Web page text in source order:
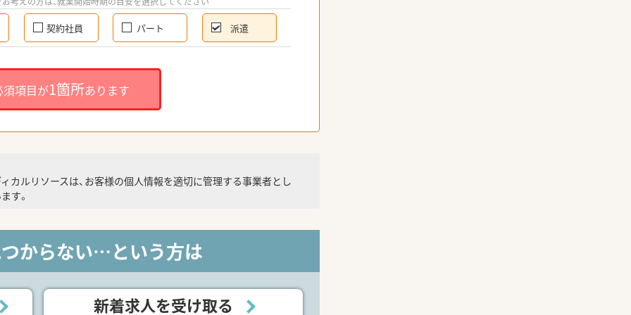
契約社員 パート 派遣
項目が1箇所あります
カルリソースは、お客様の個人情報を適切に管理する事業者とし
す。
からない…という方は
新着求人を受け取る